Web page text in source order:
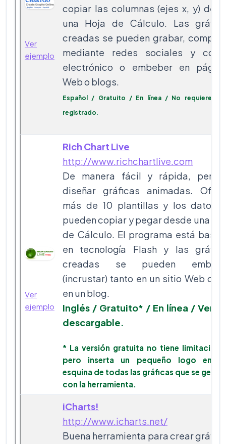
Ver
ejemplo
copiar las columnas (ejes x, y)
una Hoja de Cálculo. Las
creadas se pueden grabar,
mediante redes sociales y
electrónico o embeber en
Web o blogs.
Español / Gratuito / En línea / No requiere
registrado.
Ver
ejemplo
Rich Chart Live
http://www.richchartlive.com
De manera fácil y rápida,
diseñar gráficas animadas.
más de 10 plantillas y los datos
pueden copiar y pegar desde una
de Cálculo. El programa está
en tecnología Flash y las
creadas se pueden
(incrustar) tanto en un sitio Web
en un blog.
Inglés / Gratuito* / En línea /
descargable.
* La versión gratuita no tiene
pero inserta un pequeño logo en
esquina de todas las gráficas que se
con la herramienta.
iCharts!
http://www.icharts.net/
Buena herramienta para crear